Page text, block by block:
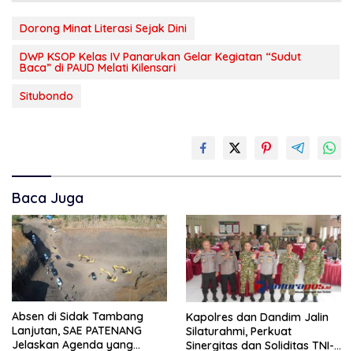
Dorong Minat Literasi Sejak Dini
DWP KSOP Kelas IV Panarukan Gelar Kegiatan “Sudut
Baca” di PAUD Melati Kilensari
Situbondo
Baca Juga
Absen di Sidak Tambang
Lanjutan, SAE PATENANG
Jelaskan Agenda yang
Kapolres dan Dandim Jalin
Silaturahmi, Perkuat
Sinergitas dan Soliditas TNI-